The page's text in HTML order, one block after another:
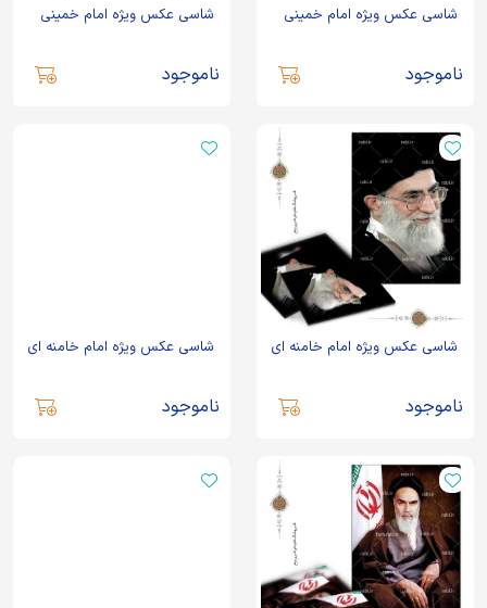
شاسی عکس ویژه امام خمینی
ناموجود
شاسی عکس ویژه امام خمینی
ناموجود
شاسی عکس ویژه امام خامنه ای
ناموجود
شاسی عکس ویژه امام خامنه ای
ناموجود